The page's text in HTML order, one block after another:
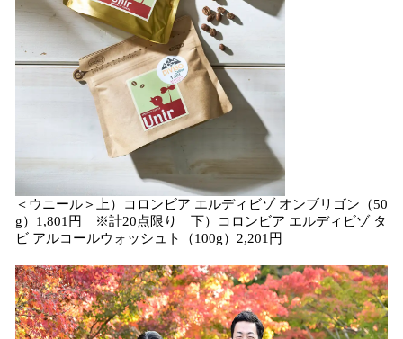
＜ウニール＞上）コロンビア エルディビゾ オンブリゴン（50
g）1,801円 ※計20点限り 下）コロンビア エルディビゾ タ
ビ アルコールウォッシュト（100g）2,201円